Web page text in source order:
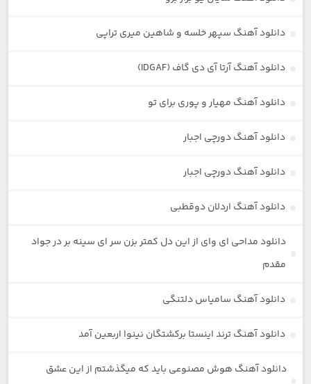
دانلود آهنگ سپهر خلسه و شاهین میری تراپی
دانلود آهنگ آرتا آی دی گاف (IDGAF)
دانلود آهنگ مهیار و پوری برای تو
دانلود آهنگ دورچی اجبار
دانلود آهنگ دورچی اجبار
دانلود آهنگ اردلان دوقطبی
دانلود مداحی ای وای از این دل کمتر بزن سر ای سینه بر در جواد
مقدم
دانلود آهنگ سامیاس دلتنگی
دانلود آهنگ ترند اینستا برکشتگان نینوا اربعین آمد
دانلود آهنگ هوش مصنوعی باید که میگذشتم از این عشق